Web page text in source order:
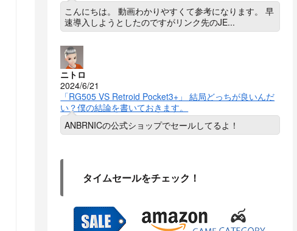
こんにちは。 動画わかりやすくて参考になります。 早
速導入しようとしたのですがリンク先のJE...
ニトロ
2024/6/21
「RG505 VS Retroid Pocket3+」 結局どっちが良いんだ
い？僕の結論を書いておきます。
ANBRNICの公式ショップでセールしてるよ！
タイムセールをチェック！